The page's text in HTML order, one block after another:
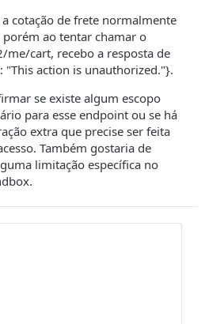
cotação de frete normalmente
ao tentar chamar o
cart, recebo a resposta de
"This action is unauthorized."}.
se existe algum escopo
para esse endpoint ou se há
extra que precise ser feita
Também gostaria de
limitação específica no